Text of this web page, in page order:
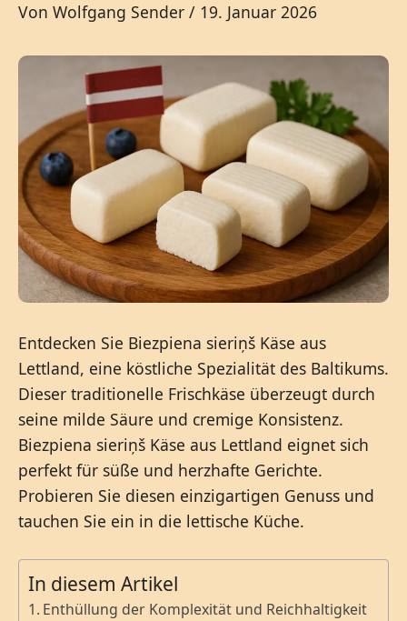
Von Wolfgang Sender / 19. Januar 2026
Entdecken Sie Biezpiena sieriņš Käse aus
Lettland, eine köstliche Spezialität des Baltikums.
Dieser traditionelle Frischkäse überzeugt durch
seine milde Säure und cremige Konsistenz.
Biezpiena sieriņš Käse aus Lettland eignet sich
perfekt für süße und herzhafte Gerichte.
Probieren Sie diesen einzigartigen Genuss und
tauchen Sie ein in die lettische Küche.
In diesem Artikel
Enthüllung der Komplexität und Reichhaltigkeit